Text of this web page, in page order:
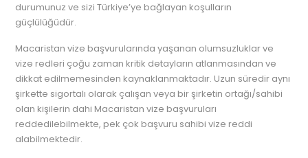
durumunuz ve sizi Türkiye’ye bağlayan koşulların
güçlülüğüdür.
Macaristan vize başvurularında yaşanan olumsuzluklar ve
vize redleri çoğu zaman kritik detayların atlanmasından ve
dikkat edilmemesinden kaynaklanmaktadır. Uzun süredir aynı
şirkette sigortalı olarak çalışan veya bir şirketin ortağı/sahibi
olan kişilerin dahi Macaristan vize başvuruları
reddedilebilmekte, pek çok başvuru sahibi vize reddi
alabilmektedir.